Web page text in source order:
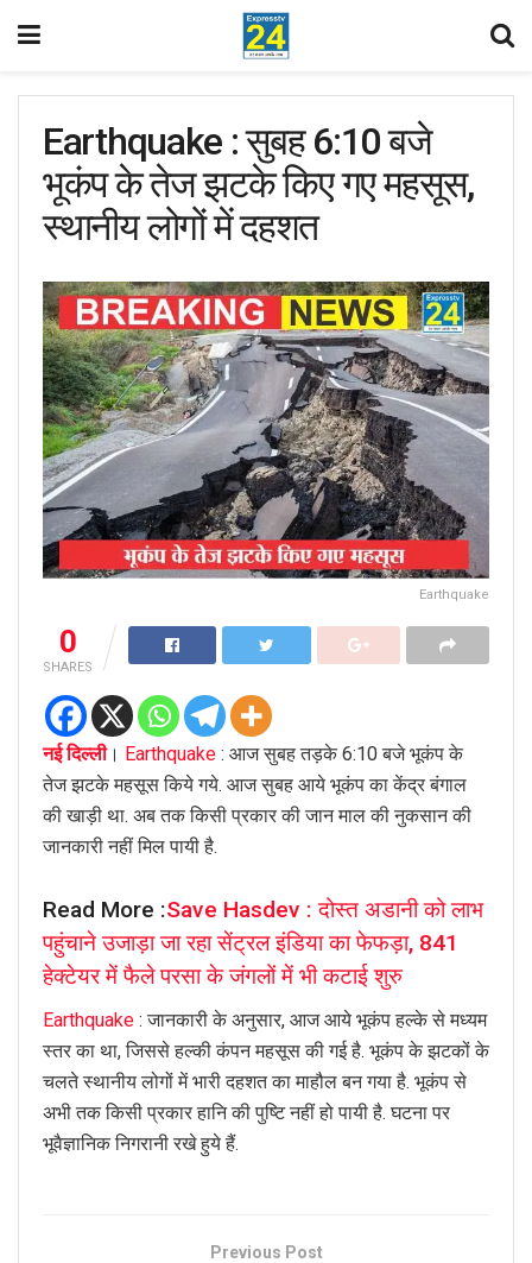
Earthquake : सुबह 6:10 बजे
भूकंप के तेज झटके किए गए महसूस,
स्थानीय लोगों में दहशत
Earthquake
0
SHARES
नई दिल्ली। Earthquake : आज सुबह तड़के 6:10 बजे भूकंप के
तेज झटके महसूस किये गये. आज सुबह आये भूकंप का केंद्र बंगाल
की खाड़ी था. अब तक किसी प्रकार की जान माल की नुकसान की
जानकारी नहीं मिल पायी है.
Read More :Save Hasdev : दोस्त अडानी को लाभ
पहुंचाने उजाड़ा जा रहा सेंट्रल इंडिया का फेफड़ा, 841
हेक्टेयर में फैले परसा के जंगलों में भी कटाई शुरु
Earthquake : जानकारी के अनुसार, आज आये भूकंप हल्के से मध्यम
स्तर का था, जिससे हल्की कंपन महसूस की गई है. भूकंप के झटकों के
चलते स्थानीय लोगों में भारी दहशत का माहौल बन गया है. भूकंप से
अभी तक किसी प्रकार हानि की पुष्टि नहीं हो पायी है. घटना पर
भूवैज्ञानिक निगरानी रखे हुये हैं.
Previous Post